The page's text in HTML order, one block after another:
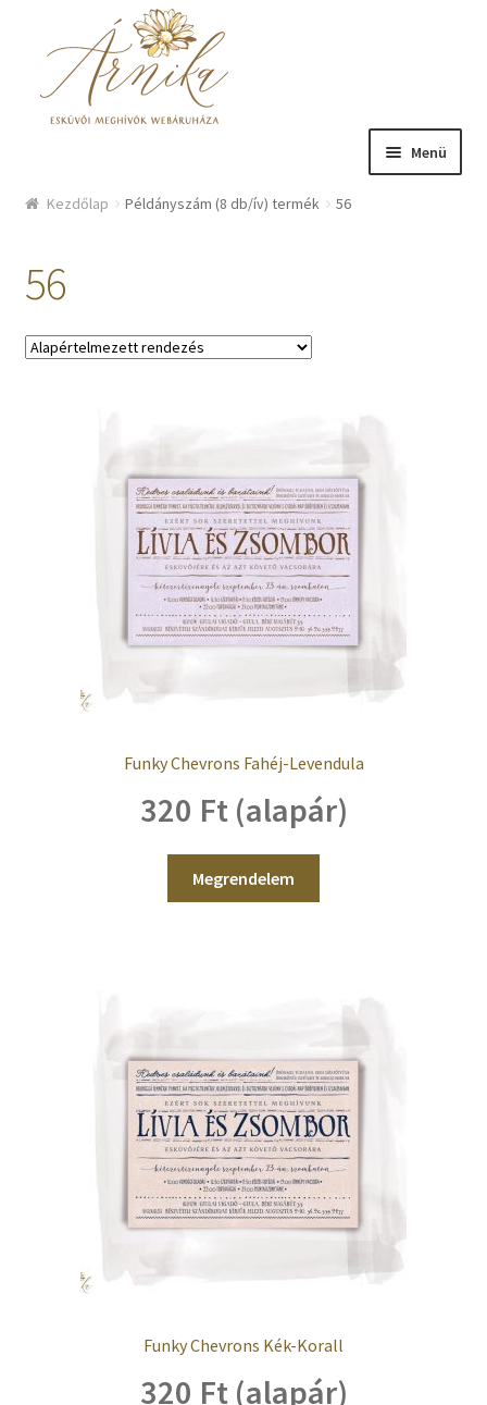
Ugrás a navigációhoz
Kilépés a tartalomba
Menü
Üzlet
Elfelejtett jelszó
Kezdőlap Példányszám (8 db/ív) termék 56
56
Funky Chevrons Fahéj-Levendula
320 Ft (alapár)
Megrendelem
Funky Chevrons Kék-Korall
320 Ft (alapár)